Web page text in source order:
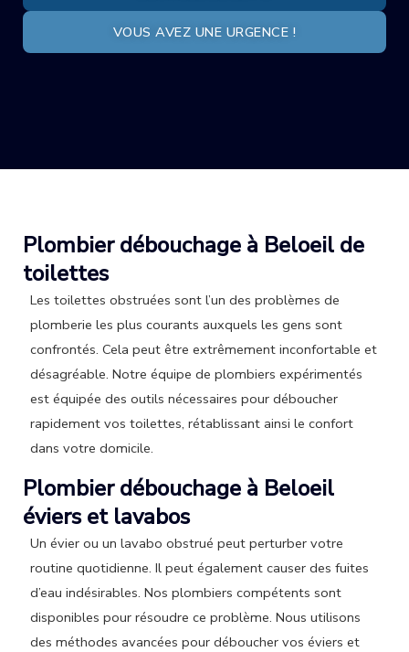
VOUS AVEZ UNE URGENCE !
Plombier débouchage à Beloeil de
toilettes
Les toilettes obstruées sont l’un des problèmes de
plomberie les plus courants auxquels les gens sont
confrontés. Cela peut être extrêmement inconfortable et
désagréable. Notre équipe de plombiers expérimentés
est équipée des outils nécessaires pour déboucher
rapidement vos toilettes, rétablissant ainsi le confort
dans votre domicile.
Plombier débouchage à Beloeil
éviers et lavabos
Un évier ou un lavabo obstrué peut perturber votre
routine quotidienne. Il peut également causer des fuites
d’eau indésirables. Nos plombiers compétents sont
disponibles pour résoudre ce problème. Nous utilisons
des méthodes avancées pour déboucher vos éviers et